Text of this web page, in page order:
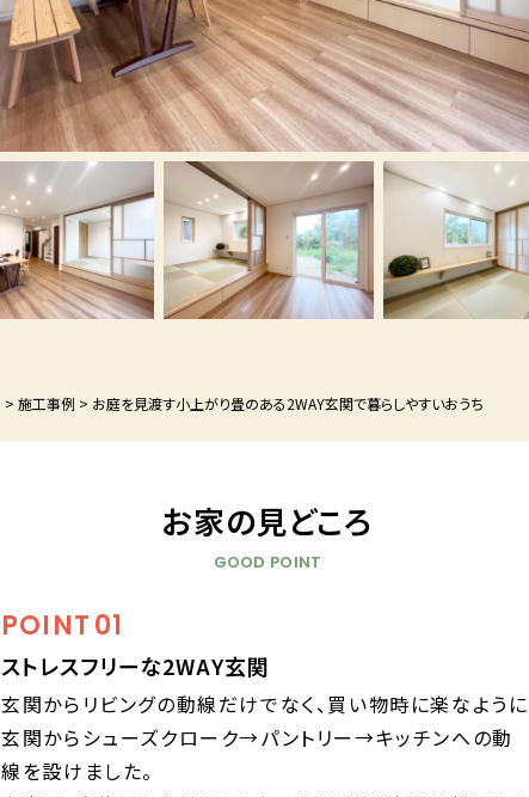
> 施工事例 > お庭を見渡す小上がり畳のある2WAY玄関で暮らしやすいおうち
お家の見どころ
GOOD POINT
POINT01
ストレスフリーな2WAY玄関
玄関からリビングの動線だけでなく、買い物時に楽なように
玄関からシューズクローク→パントリー→キッチンへの動
線を設けました。